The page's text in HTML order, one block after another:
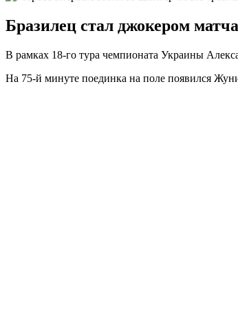
Бразилец стал джокером
В рамках 18-го тура чемпионата Украины
На 75-й минуте поединка на поле появился